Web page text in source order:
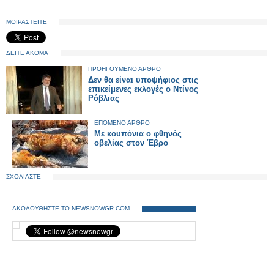
ΜΟΙΡΑΣΤΕΙΤΕ
ΔΕΙΤΕ ΑΚΟΜΑ
ΠΡΟΗΓΟΥΜΕΝΟ ΑΡΘΡΟ
Δεν θα είναι υποψήφιος στις
επικείμενες εκλογές ο Ντίνος
Ρόβλιας
ΕΠΟΜΕΝΟ ΑΡΘΡΟ
Με κουπόνια ο φθηνός
οβελίας στον Έβρο
ΣΧΟΛΙΑΣΤΕ
ΑΚΟΛΟΥΘΗΣΤΕ ΤΟ NEWSNOWGR.COM